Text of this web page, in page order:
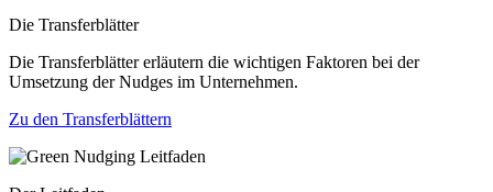
Die Transferblätter
Die Transferblätter erläutern die wichtigen Faktoren bei der
Umsetzung der Nudges im Unternehmen.
Zu den Transferblättern